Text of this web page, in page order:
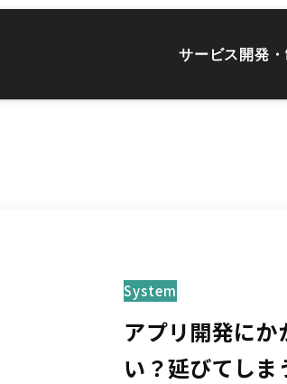
サービス 開発
System
アプリ開発にか
い？延びてし